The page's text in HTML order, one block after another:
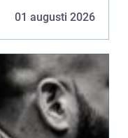
01 augusti 2026